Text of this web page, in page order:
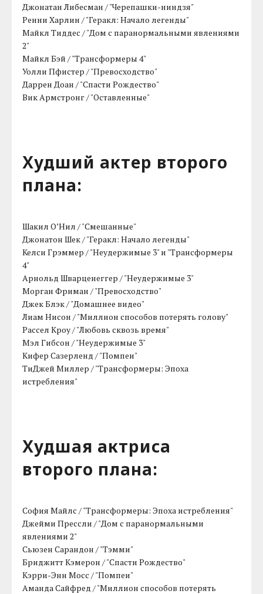
Джонатан Либесман / "Черепашки-ниндзя"
Ренни Харлин / "Геракл: Начало легенды"
Майкл Тиддес / "Дом с паранормальными явлениями
2"
Майкл Бэй / "Трансформеры 4"
Уолли Пфистер / "Превосходство"
Даррен Доан / "Спасти Рождество"
Вик Армстронг / "Оставленные"
Худший актер второго
плана:
Шакил О’Нил / "Смешанные"
Джонатон Шек / "Геракл: Начало легенды"
Келси Грэммер / "Неудержимые 3" и "Трансформеры
4"
Арнольд Шварценеггер / "Неудержимые 3"
Морган Фриман / "Превосходство"
Джек Блэк / "Домашнее видео"
Лиам Нисон / "Миллион способов потерять голову"
Рассел Кроу / "Любовь сквозь время"
Мэл Гибсон / "Неудержимые 3"
Кифер Сазерленд / "Помпеи"
ТиДжей Миллер / "Трансформеры: Эпоха
истребления"
Худшая актриса
второго плана:
София Майлс / "Трансформеры: Эпоха истребления"
Джейми Прессли / "Дом с паранормальными
явлениями 2"
Сьюзен Сарандон / "Тэмми"
Бриджитт Кэмерон / "Спасти Рождество"
Кэрри-Энн Мосс / "Помпеи"
Аманда Сайфред / "Миллион способов потерять